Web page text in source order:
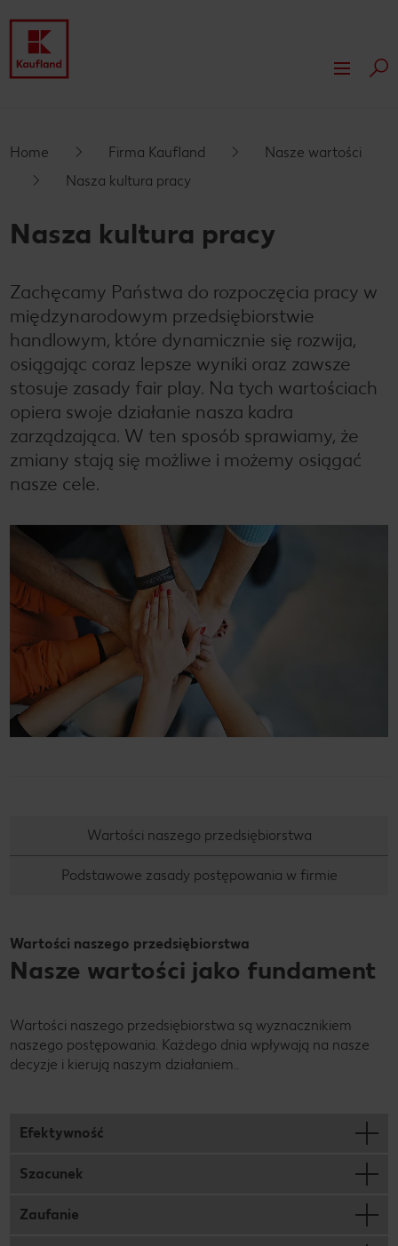
Przejdź do
Stopka
Nasze wartości
Nasza kultura pracy
Compliance
Nasze wyróżnienia
My dla Ciebie
Odpowiedzialność
Prasa
Nieruchomości
Ekspansja
Działki na sprzedaż
Inwestycje
Home Firma Kaufland
Nasze wartości
Nasza kultura pracy
Nasza kultura pracy
Zachęcamy Państwa do rozpoczęcia pracy w
międzynarodowym przedsiębiorstwie
handlowym, które dynamicznie się rozwija,
osiągając coraz lepsze wyniki oraz zawsze
stosuje zasady fair play. Na tych wartościach
opiera swoje działanie nasza kadra
zarządzająca. W ten sposób sprawiamy, że
zmiany stają się możliwe i możemy osiągać
nasze cele.
Wartości naszego przedsiębiorstwa
Podstawowe zasady postępowania w firmie
Wartości naszego przedsiębiorstwa
Nasze wartości jako fundament
Wartości naszego przedsiębiorstwa są wyznacznikiem
naszego postępowania. Każdego dnia wpływają na nasze
decyzje i kierują naszym działaniem..
Efektywność
Szacunek
Zaufanie